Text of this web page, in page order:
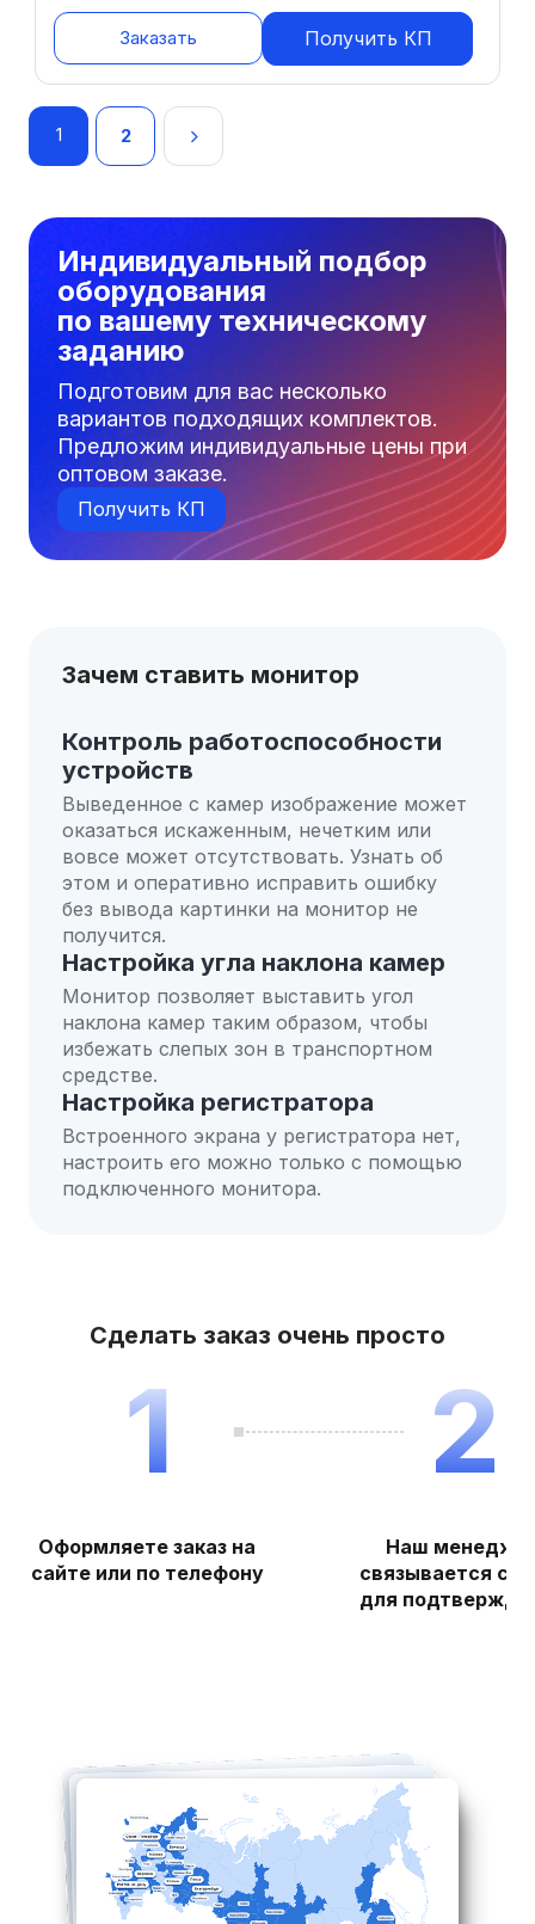
Заказать Получить КП
Навигация
записям
1 2
Индивидуальный подбор
оборудования
по вашему техническому
заданию
Подготовим для вас несколько
вариантов подходящих комплектов.
Предложим индивидуальные цены при
оптовом заказе.
Получить КП
Зачем ставить монитор
Контроль работоспособности
устройств
Выведенное с камер изображение может
оказаться искаженным, нечетким или
вовсе может отсутствовать. Узнать об
этом и оперативно исправить ошибку
без вывода картинки на монитор не
получится.
Настройка угла наклона камер
Монитор позволяет выставить угол
наклона камер таким образом, чтобы
избежать слепых зон в транспортном
средстве.
Настройка регистратора
Встроенного экрана у регистратора нет,
настроить его можно только с помощью
подключенного монитора.
Сделать заказ очень просто
1
Оформляете заказ на
сайте или по телефону
2
Наш
связывается с
для